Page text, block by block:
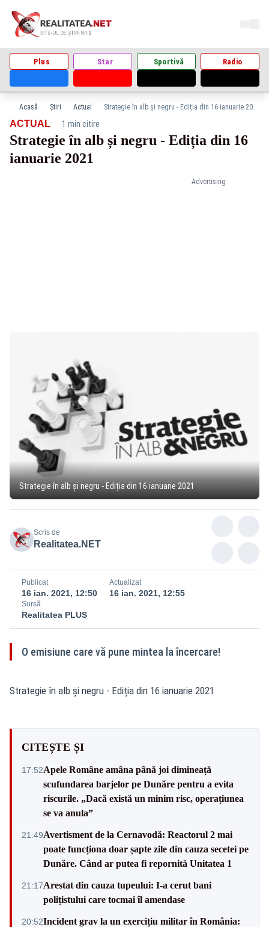
Plus Star Sportivă Radio
Acasă Știri Actual Strategie în alb și negru - Ediția din 16 ianuarie 2021
Advertising
ACTUAL· 1 min citire
Strategie în alb și negru - Ediția din 16
ianuarie 2021
Strategie în alb și negru - Ediția din 16 ianuarie 2021
Scris de
Realitatea.NET
Publicat
16 ian. 2021, 12:50
Actualizat
16 ian. 2021, 12:55
Sursă
Realitatea PLUS
O emisiune care vă pune mintea la încercare!
Strategie în alb și negru - Ediția din 16 ianuarie 2021
CITEȘTE ȘI
17:52Apele Române amâna până joi dimineață
scufundarea barjelor pe Dunăre pentru a evita
riscurile. „Dacă există un minim risc, operațiunea
se va anula”
21:49Avertisment de la Cernavodă: Reactorul 2 mai
poate funcționa doar șapte zile din cauza secetei pe
Dunăre. Când ar putea fi repornită Unitatea 1
21:17Arestat din cauza tupeului: I-a cerut bani
polițistului care tocmai îl amendase
20:52Incident grav la un exercițiu militar în România: